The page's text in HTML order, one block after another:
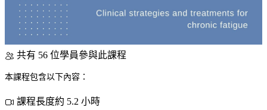
共有 56 位學員參與此課程
本課程包含以下內容：
課程長度約 5.2 小時